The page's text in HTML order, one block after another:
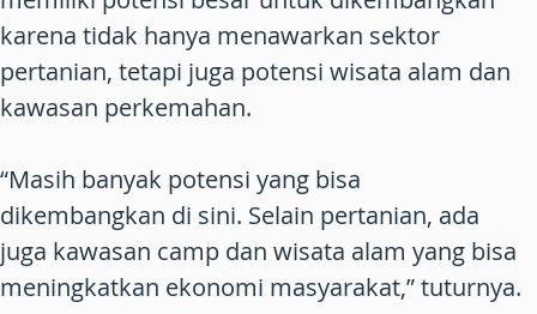
karena tidak hanya menawarkan sektor
pertanian, tetapi juga potensi wisata alam dan
kawasan perkemahan.
“Masih banyak potensi yang bisa
dikembangkan di sini. Selain pertanian, ada
juga kawasan camp dan wisata alam yang bisa
meningkatkan ekonomi masyarakat,” tuturnya.